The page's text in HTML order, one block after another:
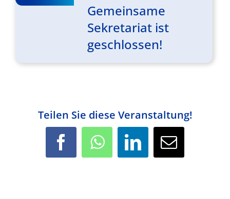
Gemeinsame
Sekretariat ist
geschlossen!
Teilen Sie diese Veranstaltung!
Facebook WhatsApp LinkedIn
E-